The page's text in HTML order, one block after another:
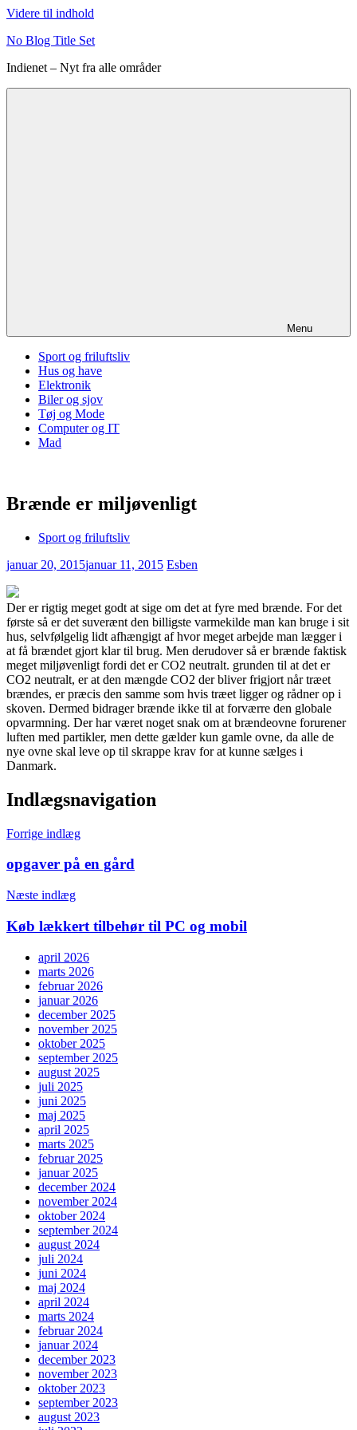
Videre til indhold
No Blog Title Set
Indienet – Nyt fra alle områder
Menu
Sport og friluftsliv
Hus og have
Elektronik
Biler og sjov
Tøj og Mode
Computer og IT
Mad
Brænde er miljøvenligt
Sport og friluftsliv
januar 20, 2015januar 11, 2015 Esben
Der er rigtig meget godt at sige om det at fyre med brænde. For det
første så er det suverænt den billigste varmekilde man kan bruge i sit
hus, selvfølgelig lidt afhængigt af hvor meget arbejde man lægger i
at få brændet gjort klar til brug. Men derudover så er brænde faktisk
meget miljøvenligt fordi det er CO2 neutralt. grunden til at det er
CO2 neutralt, er at den mængde CO2 der bliver frigjort når træet
brændes, er præcis den samme som hvis træet ligger og rådner op i
skoven. Dermed bidrager brænde ikke til at forværre den globale
opvarmning. Der har været noget snak om at brændeovne forurener
luften med partikler, men dette gælder kun gamle ovne, da alle de
nye ovne skal leve op til skrappe krav for at kunne sælges i
Danmark.
Indlægsnavigation
Forrige indlæg
opgaver på en gård
Næste indlæg
Køb lækkert tilbehør til PC og mobil
april 2026
marts 2026
februar 2026
januar 2026
december 2025
november 2025
oktober 2025
september 2025
august 2025
juli 2025
juni 2025
maj 2025
april 2025
marts 2025
februar 2025
januar 2025
december 2024
november 2024
oktober 2024
september 2024
august 2024
juli 2024
juni 2024
maj 2024
april 2024
marts 2024
februar 2024
januar 2024
december 2023
november 2023
oktober 2023
september 2023
august 2023